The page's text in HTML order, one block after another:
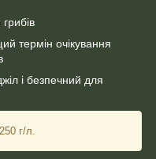
термін очікування
і безпечний для
г/л.